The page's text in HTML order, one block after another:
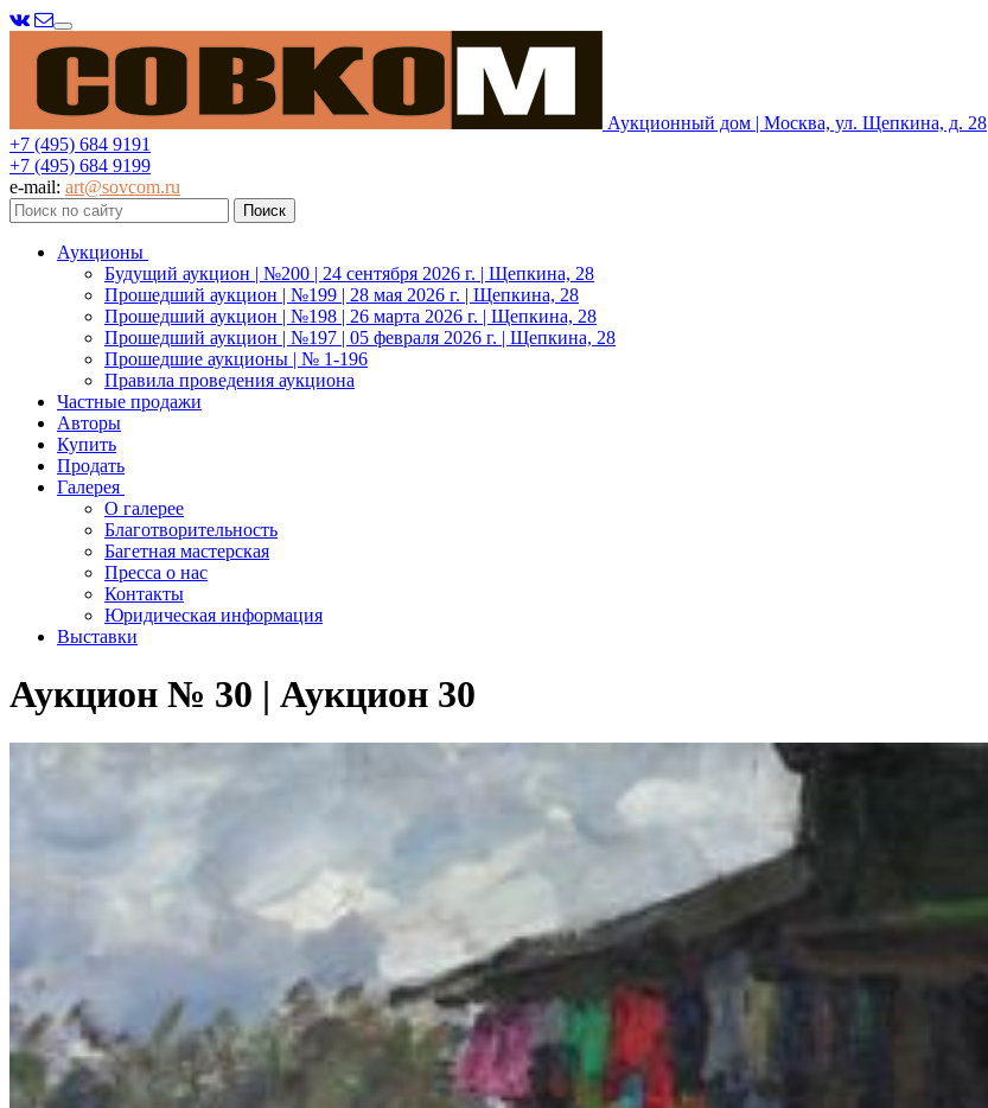
Меню
Аукционный дом | Москва, ул. Щепкина, д. 28
+7 (495) 684 9191
+7 (495) 684 9199
e-mail: art@sovcom.ru
Аукционы
Будущий аукцион | №200 | 24 сентября 2026 г. | Щепкина, 28
Прошедший аукцион | №199 | 28 мая 2026 г. | Щепкина, 28
Прошедший аукцион | №198 | 26 марта 2026 г. | Щепкина, 28
Прошедший аукцион | №197 | 05 февраля 2026 г. | Щепкина, 28
Прошедшие аукционы | № 1-196
Правила проведения аукциона
Частные продажи
Авторы
Купить
Продать
Галерея
О галерее
Благотворительность
Багетная мастерская
Пресса о нас
Контакты
Юридическая информация
Выставки
Аукцион № 30 | Аукцион 30